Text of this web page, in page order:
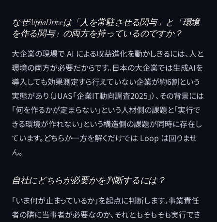
なぜAlphaDriveは「人を常駐させる関与」と「環境
を作る関与」の両方を持っているのですか？
大企業の現場で AI による収益進化を動かしきるには、人と
環境の両方が必要だからです。日本の大企業では生成AIを
導入しても効果測定すら行えていない企業が約6割という
実態があり（JUAS「企業IT動向調査2025」）、その背景には
「何を作るかが定まらない」という人材側の課題と「実行で
きる環境が作れない」という構造側の課題が同時に存在し
ています。どちらか一方を解くだけでは Loop は回りませ
ん。
自社にどちらが必要かを判断するには？
「いま何が止まっているか」を起点に判断します。事業責任
者の隣に当事者が必要なのか、それともそもそも実行でき